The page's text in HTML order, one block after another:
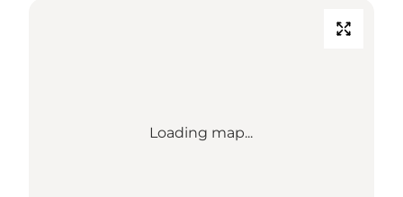
Loading map...